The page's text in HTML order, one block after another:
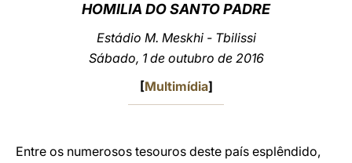
HOMILIA DO SANTO PADRE
Estádio M. Meskhi - Tbilissi
Sábado, 1 de outubro de 2016
[Multimídia]
Entre os numerosos tesouros deste país esplêndido,